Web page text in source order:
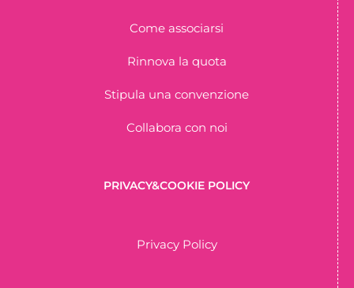
Come associarsi
Rinnova la quota
Stipula una convenzione
Collabora con noi
PRIVACY&COOKIE POLICY
Privacy Policy